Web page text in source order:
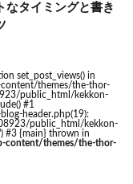
なタイミングと書き
set_post_views() in
themes/the-thor-
public_html/kekkon-
#1
header.php(19):
public_html/kekkon-
#3 {main} thrown in
content/themes/the-thor-